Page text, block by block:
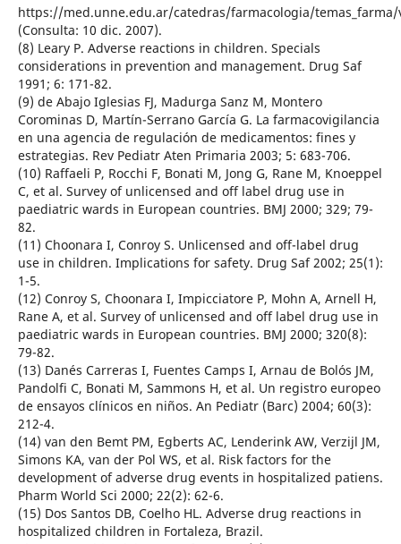
https://med.unne.edu.ar/catedras/farmacologia/
(Consulta: 10 dic. 2007).
(8) Leary P. Adverse reactions in children. Specials
considerations in prevention and management. Drug Saf
1991; 6: 171-82.
(9) de Abajo Iglesias FJ, Madurga Sanz M, Montero
Corominas D, Martín-Serrano García G. La farmacovigilancia
en una agencia de regulación de medicamentos: fines y
estrategias. Rev Pediatr Aten Primaria 2003; 5: 683-706.
(10) Raffaeli P, Rocchi F, Bonati M, Jong G, Rane M, Knoeppel
C, et al. Survey of unlicensed and off label drug use in
paediatric wards in European countries. BMJ 2000; 329; 79-
82.
(11) Choonara I, Conroy S. Unlicensed and off-label drug
use in children. Implications for safety. Drug Saf 2002; 25(1):
1-5.
(12) Conroy S, Choonara I, Impicciatore P, Mohn A, Arnell H,
Rane A, et al. Survey of unlicensed and off label drug use in
paediatric wards in European countries. BMJ 2000; 320(8):
79-82.
(13) Danés Carreras I, Fuentes Camps I, Arnau de Bolós JM,
Pandolfi C, Bonati M, Sammons H, et al. Un registro europeo
de ensayos clínicos en niños. An Pediatr (Barc) 2004; 60(3):
212-4.
(14) van den Bemt PM, Egberts AC, Lenderink AW, Verzijl JM,
Simons KA, van der Pol WS, et al. Risk factors for the
development of adverse drug events in hospitalized patiens.
Pharm World Sci 2000; 22(2): 62-6.
(15) Dos Santos DB, Coelho HL. Adverse drug reactions in
hospitalized children in Fortaleza, Brazil.